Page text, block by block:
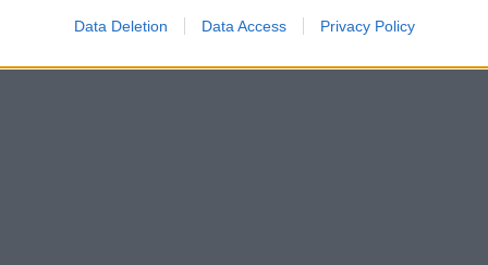
Data Deletion Data Access Privacy Policy